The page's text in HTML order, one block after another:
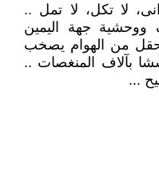
لا تكل، لا تمل ..
ووحشية جهة اليمين
حقل من الهوام يصخب
بآلاف المنغصات ..
...